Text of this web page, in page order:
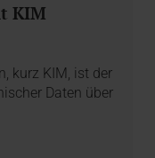
KIM
kurz KIM, ist der
Daten über